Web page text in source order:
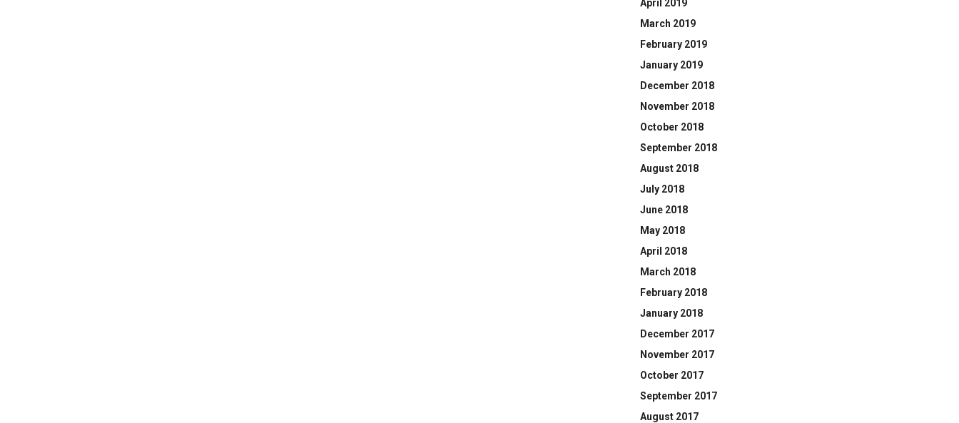
April 2019
March 2019
February 2019
January 2019
December 2018
November 2018
October 2018
September 2018
August 2018
July 2018
June 2018
May 2018
April 2018
March 2018
February 2018
January 2018
December 2017
November 2017
October 2017
September 2017
August 2017